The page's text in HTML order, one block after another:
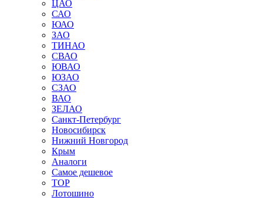
ЦАО
САО
ЮАО
ЗАО
ТИНАО
СВАО
ЮВАО
ЮЗАО
СЗАО
ВАО
ЗЕЛАО
Санкт-Петербург
Новосибирск
Нижний Новгород
Крым
Аналоги
Самое дешевое
TOP
Лотошино